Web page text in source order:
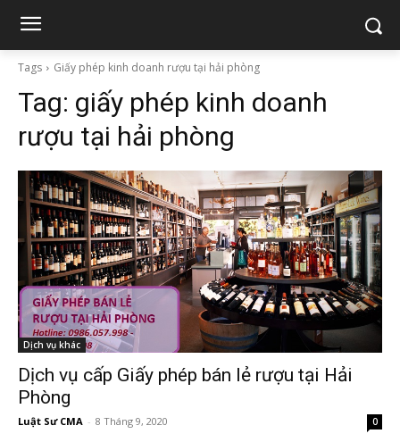
Tags Giấy phép kinh doanh rượu tại hải phòng
Tag: giấy phép kinh doanh
rượu tại hải phòng
Dịch vụ khác
Dịch vụ cấp Giấy phép bán lẻ rượu tại Hải
Phòng
Luật Sư CMA - 8 Tháng 9, 2020 0